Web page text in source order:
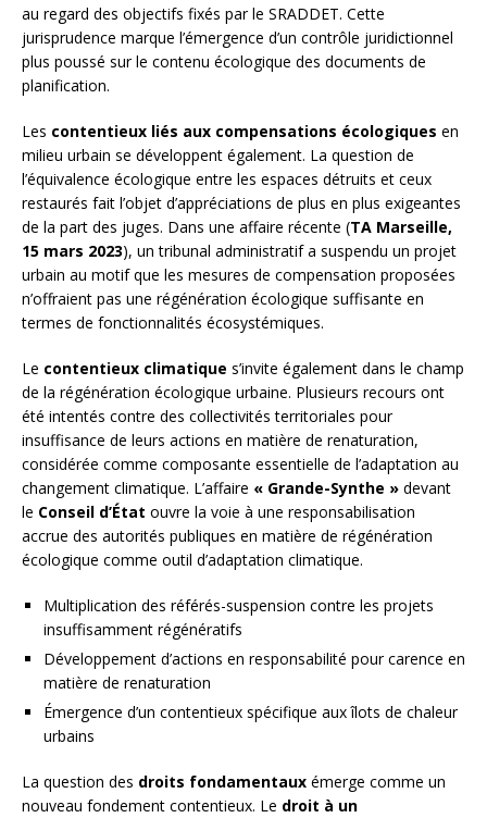
au regard des objectifs fixés par le SRADDET. Cette
jurisprudence marque l’émergence d’un contrôle juridictionnel
plus poussé sur le contenu écologique des documents de
planification.
Les contentieux liés aux compensations écologiques en
milieu urbain se développent également. La question de
l’équivalence écologique entre les espaces détruits et ceux
restaurés fait l’objet d’appréciations de plus en plus exigeantes
de la part des juges. Dans une affaire récente (TA Marseille,
15 mars 2023), un tribunal administratif a suspendu un projet
urbain au motif que les mesures de compensation proposées
n’offraient pas une régénération écologique suffisante en
termes de fonctionnalités écosystémiques.
Le contentieux climatique s’invite également dans le champ
de la régénération écologique urbaine. Plusieurs recours ont
été intentés contre des collectivités territoriales pour
insuffisance de leurs actions en matière de renaturation,
considérée comme composante essentielle de l’adaptation au
changement climatique. L’affaire « Grande-Synthe » devant
le Conseil d’État ouvre la voie à une responsabilisation
accrue des autorités publiques en matière de régénération
écologique comme outil d’adaptation climatique.
Multiplication des référés-suspension contre les projets
insuffisamment régénératifs
Développement d’actions en responsabilité pour carence en
matière de renaturation
Émergence d’un contentieux spécifique aux îlots de chaleur
urbains
La question des droits fondamentaux émerge comme un
nouveau fondement contentieux. Le droit à un